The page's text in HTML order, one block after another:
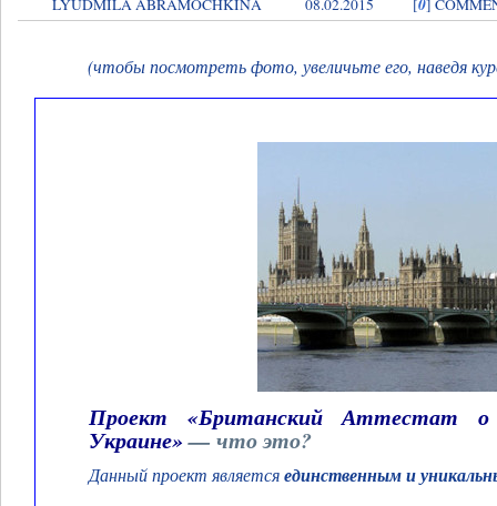
LYUDMILA ABRAMOCHKINA 08.02.2015 [ ]
(чтобы посмотреть фото, увеличьте его, наведя
Проект «Британский Аттестат о
Украине»— что это?
Данный проект являетсяединственным и